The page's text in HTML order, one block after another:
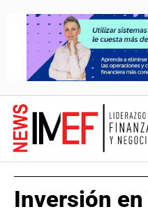
Inversión